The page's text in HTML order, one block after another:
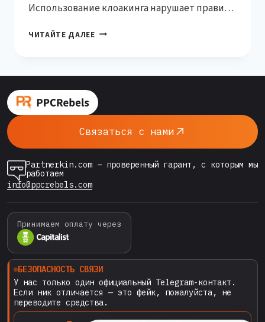
Использование клоакинга нарушает правила
Март 2026-го. Вы сидите перед экраном и
пожаловать — сегодня разбираем клоакинг в
Google Ads от А до Я: что это, как работает,
неправильно,…
ЧИТАЙТЕ ДАЛЕЕКЛОАКИНГ
ПОЛНЫЙ
ГАЙД
АРБИТРАЖНИКА
ТЕОРИИ
СЕТАПА
Связаться с нами
Partnerkin.com – проверенный гарант, с которым мы
работаем
info@ppcrebels.com
Принимаем оплату через
БЕЗОПАСНОСТЬ СВЯЗИ
У нас только один официальный Telegram-контакт.
Если ник отличается — это фейк, пожалуйста, не
переводите средства.